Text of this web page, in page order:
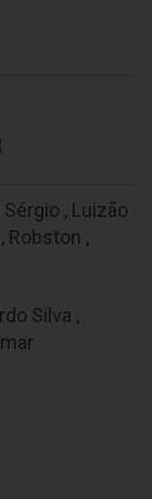
Sérgio , Luizão
, Robston ,
Silva ,